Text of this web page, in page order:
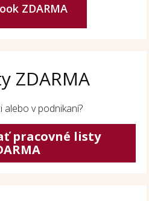
ZDARMA
ZDARMA
alebo v podnikaní?
pracovné listy